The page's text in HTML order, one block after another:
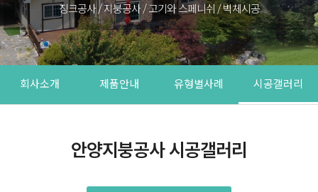
징크공사 / 지붕공사 / 고기와 스페니쉬 / 벽체시공
회사소개 제품안내 유형별사례 시공갤러리
안양지붕공사 시공갤러리